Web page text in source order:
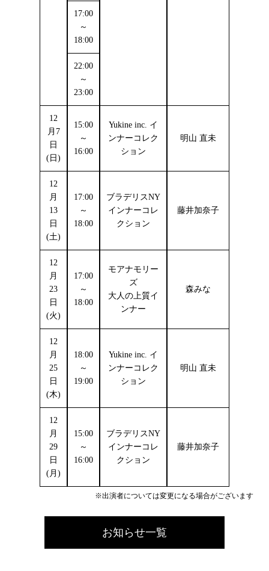
17:00
～
18:00
22:00
～
23:00
12
月7
日
(日)
15:00
～
16:00
Yukine inc. イ
ンナーコレク
ション
明山 直未
12
月
13
日
(土)
17:00
～
18:00
ブラデリスNY
インナーコレ
クション
藤井加奈子
12
月
23
日
(火)
17:00
～
18:00
モアナモリー
ズ
大人の上質イ
ンナー
森みな
12
月
25
日
(木)
18:00
～
19:00
Yukine inc. イ
ンナーコレク
ション
明山 直未
12
月
29
日
(月)
15:00
～
16:00
ブラデリスNY
インナーコレ
クション
藤井加奈子
※出演者については変更になる場合がございます
お知らせ一覧